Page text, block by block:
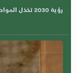
رؤية 2030 تخذل المواطنين وتتحول إلى كابوس غلاء وقلق